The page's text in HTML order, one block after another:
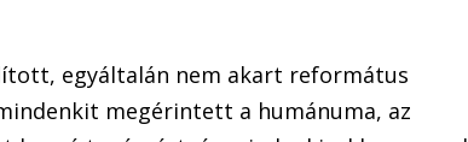
egyáltalán nem akart református
megérintett a humánuma, az